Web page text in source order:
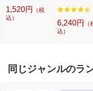
プシールセット ブ
ルー DYKTSBL
1,520円
（税
込）
6,240円
（
込）
同じジャンルのラ